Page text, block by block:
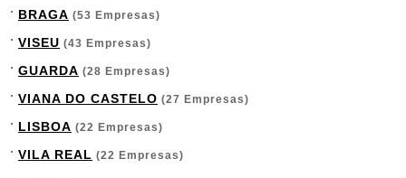
BRAGA (53 Empresas)
VISEU (43 Empresas)
GUARDA (28 Empresas)
VIANA DO CASTELO (27 Empresas)
LISBOA (22 Empresas)
VILA REAL (22 Empresas)